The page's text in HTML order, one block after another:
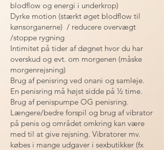
blodflow og energi i underkrop)
Dyrke motion (stærkt øget blodflow til
kønsorganerne) / reducere overvægt
/stoppe rygning
Intimitet på tider af døgnet hvor du har
overskud og evt. om morgenen (måske
morgenrejsning)
Brug af penisring ved onani og samleje.
En penisring må højst sidde på ½ time.
Brug af penispumpe OG penisring.
Længere/bedre forspil og brug af vibrator
på penis og området omkring kan være
med til at give rejsning. Vibratorer mv.
købes i mange udgaver i sexbutikker (fx